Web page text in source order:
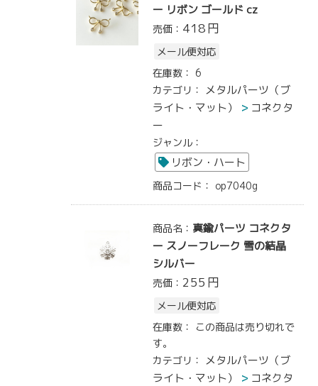
ー リボン ゴールド cz
売価： 418円
メール便対応
在庫数： 6
カテゴリ： メタルパーツ（ブ
ライト・マット）
コネクタ
ー
ジャンル：
リボン・ハート
商品コード： op7040g
商品名： 真鍮パーツ コネクタ
ー スノーフレーク 雪の結晶
シルバー
売価： 255 円
メール便対応
在庫数：
この商品は売り切れで
す。
カテゴリ： メタルパーツ（ブ
ライト・マット）
コネクタ